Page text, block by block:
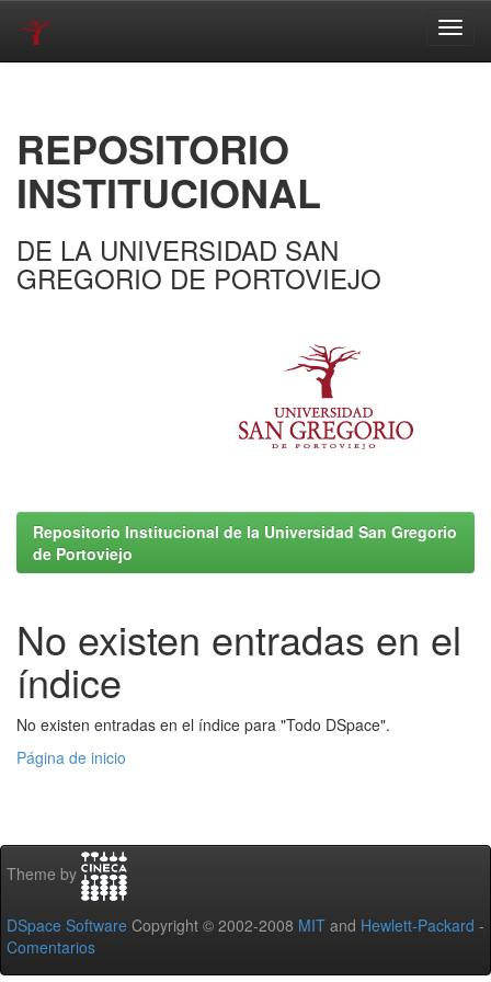
REPOSITORIO
INSTITUCIONAL
DE LA UNIVERSIDAD SAN
GREGORIO DE PORTOVIEJO
Repositorio Institucional de la Universidad San Gregorio
de Portoviejo
No existen entradas en el
índice
No existen entradas en el índice para "Todo DSpace".
Página de inicio
Theme by
DSpace Software Copyright © 2002-2008 MIT and Hewlett-Packard -
Comentarios